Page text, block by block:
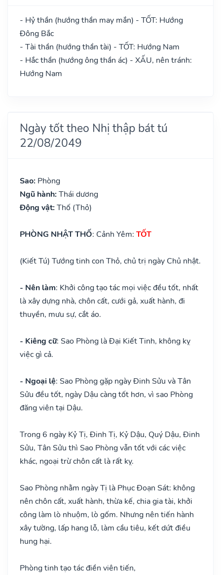
- Hỷ thần (hướng thần may mắn) - TỐT: Hướng
Đông Bắc
- Tài thần (hướng thần tài) - TỐT: Hướng Nam
- Hắc thần (hướng ông thần ác) - XẤU, nên tránh:
Hướng Nam
Ngày tốt theo Nhị thập bát tú
22/08/2049
Sao: Phòng
Ngũ hành: Thái dương
Động vật: Thố (Thỏ)
PHÒNG NHẬT THỐ: Cảnh Yêm: TỐT
(Kiết Tú) Tướng tinh con Thỏ, chủ trị ngày Chủ nhật.
- Nên làm: Khởi công tạo tác mọi việc đều tốt, nhất
là xây dựng nhà, chôn cất, cưới gả, xuất hành, đi
thuyền, mưu sự, cắt áo.
- Kiêng cữ: Sao Phòng là Đại Kiết Tinh, không kỵ
việc gì cả.
- Ngoại lệ: Sao Phòng gặp ngày Đinh Sửu và Tân
Sửu đều tốt, ngày Dậu càng tốt hơn, vì sao Phòng
đăng viên tại Dậu.
Trong 6 ngày Kỷ Tị, Đinh Tị, Kỷ Dậu, Quý Dậu, Đinh
Sửu, Tân Sửu thì Sao Phòng vẫn tốt với các việc
khác, ngoại trừ chôn cất là rất kỵ.
Sao Phòng nhằm ngày Tị là Phục Đoạn Sát: không
nên chôn cất, xuất hành, thừa kế, chia gia tài, khởi
công làm lò nhuộm, lò gốm. Nhưng nên tiến hành
xây tường, lấp hang lỗ, làm cầu tiêu, kết dứt điều
hung hại.
Phòng tinh tạo tác điền viên tiến,